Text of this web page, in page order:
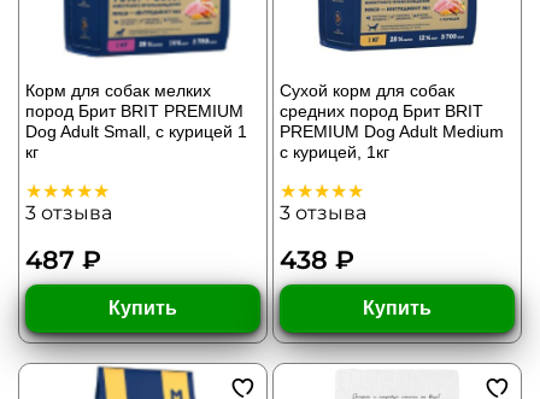
Корм для собак мелких
пород Брит BRIT PREMIUM
Dog Adult Small, с курицей 1
кг
3 отзыва
487 ₽
Купить
Сухой корм для собак
средних пород Брит BRIT
PREMIUM Dog Adult Medium
с курицей, 1кг
3 отзыва
438 ₽
Купить